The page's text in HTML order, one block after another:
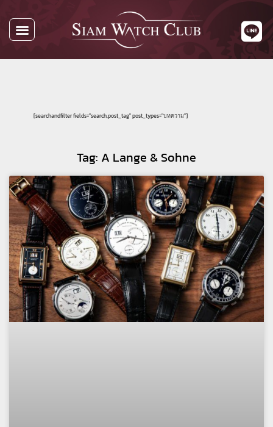
[searchandfilter fields="search,post_tag" post_types="บทความ"]
Tag: A Lange & Sohne